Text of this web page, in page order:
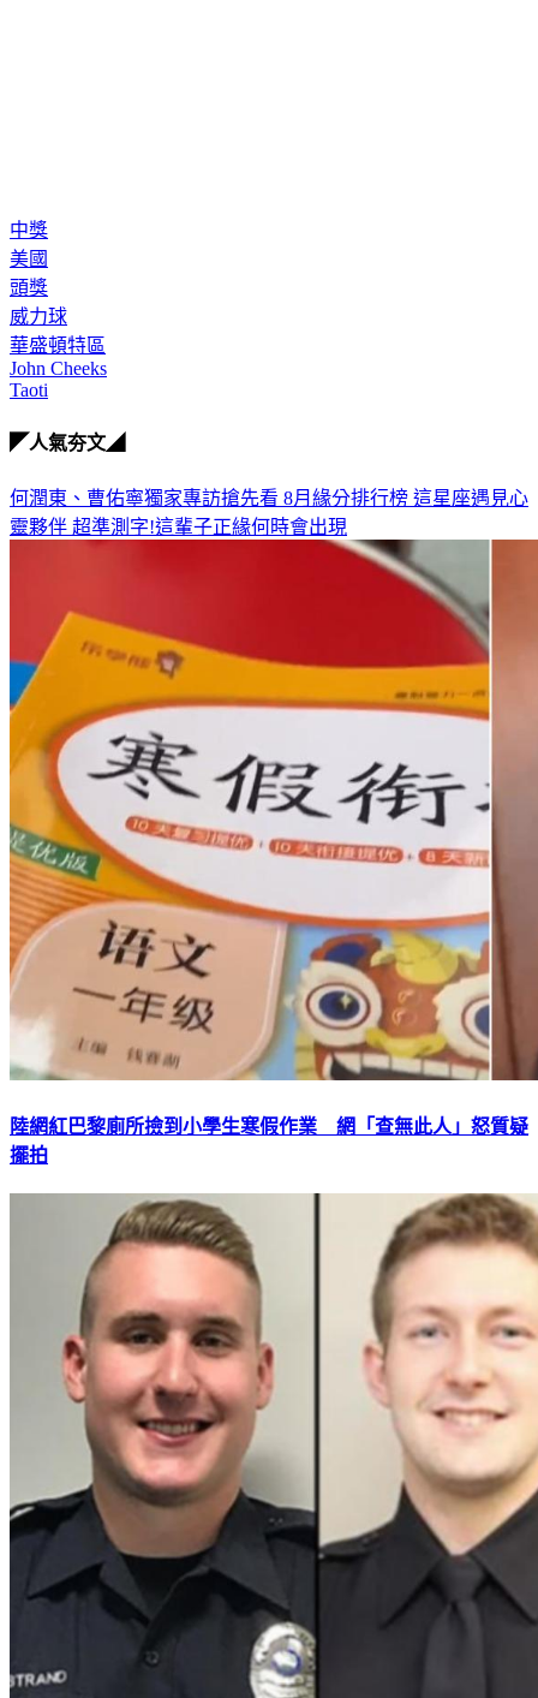
中獎
美國
頭獎
威力球
華盛頓特區
John Cheeks
Taoti
◤人氣夯文◢
何潤東、曹佑寧獨家專訪搶先看 8月緣分排行榜 這星座遇見心
靈夥伴 超準測字!這輩子正緣何時會出現
陸網紅巴黎廁所撿到小學生寒假作業 網「查無此人」怒質疑
擺拍